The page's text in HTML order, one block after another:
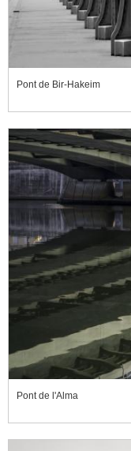
Pont de Bir-Hakeim
Pont de l'Alma